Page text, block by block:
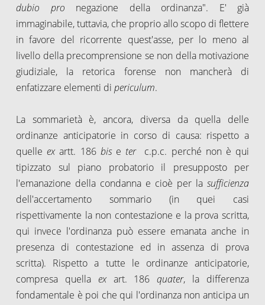
dubio pro negazione della ordinanza". E' già
immaginabile, tuttavia, che proprio allo scopo di flettere
in favore del ricorrente quest'asse, per lo meno al
livello della precomprensione se non della motivazione
giudiziale, la retorica forense non mancherà di
enfatizzare elementi di periculum.
La sommarietà è, ancora, diversa da quella delle
ordinanze anticipatorie in corso di causa: rispetto a
quelleexartt. 186 bis e terc.p.c. perché non è qui
tipizzato sul piano probatorio il presupposto per
l'emanazione della condanna e cioè per la sufficienza
dell'accertamento sommario (in quei casi
rispettivamente la non contestazione e la prova scritta,
qui invece l'ordinanza può essere emanata anche in
presenza di contestazione ed in assenza di prova
scritta). Rispetto a tutte le ordinanze anticipatorie,
compresa quella ex art. 186quater, la differenza
fondamentale è poi che qui l'ordinanza non anticipa un